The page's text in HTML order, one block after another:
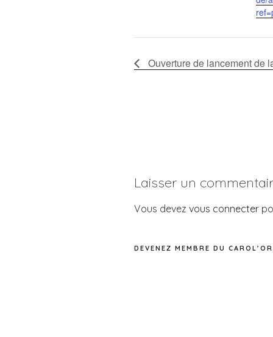
Ouverture de lancement de
Laisser un
Vous devez vous connecter
DEVENEZ MEMBRE DU